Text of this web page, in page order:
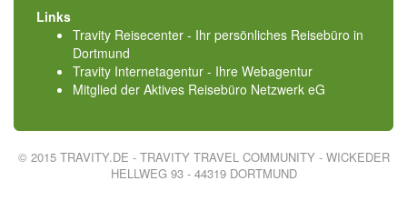
Links
Travity Reisecenter - Ihr persönliches Reisebüro in
Dortmund
Travity Internetagentur - Ihre Webagentur
Mitglied der Aktives Reisebüro Netzwerk eG
© 2015 TRAVITY.DE - TRAVITY TRAVEL COMMUNITY - WICKEDER
HELLWEG 93 - 44319 DORTMUND